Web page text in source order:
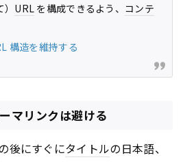
URL を構成できるよう、 コンテ
構造を維持する
マリンクは避ける
後にすぐにタイトルの日本語、